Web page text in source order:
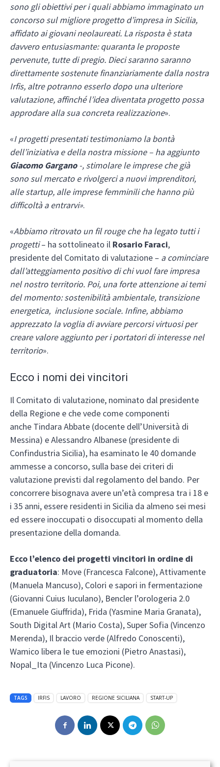
sono gli obiettivi per i quali abbiamo immaginato un
concorso sul migliore progetto d’impresa in Sicilia,
affidato ai giovani neolaureati. La risposta è stata
davvero entusiasmante: quaranta le proposte
pervenute, tutte di pregio. Dieci saranno saranno
direttamente sostenute finanziariamente dalla nostra
Irfis, altre potranno esserlo dopo una ulteriore
valutazione, affinché l’idea diventata progetto possa
approdare alla sua concreta realizzazione».
«I progetti presentati testimoniamo la bontà
dell’iniziativa e della nostra missione – ha aggiunto
Giacomo Gargano-, stimolare le imprese che già
sono sul mercato e rivolgerci a nuovi imprenditori,
alle startup, alle imprese femminili che hanno più
difficoltà a entrarvi».
«Abbiamo ritrovato un fil rouge che ha legato tutti i
progetti– ha sottolineato il Rosario Faraci,
presidente del Comitato di valutazione – a cominciare
dall’atteggiamento positivo di chi vuol fare impresa
nel nostro territorio. Poi, una forte attenzione ai temi
del momento: sostenibilità ambientale, transizione
energetica, inclusione sociale. Infine, abbiamo
apprezzato la voglia di avviare percorsi virtuosi per
creare valore aggiunto per i portatori di interesse nel
territorio».
Ecco i nomi dei vincitori
Il Comitato di valutazione, nominato dal presidente
della Regione e che vede come componenti
anche Tindara Abbate (docente dell’Università di
Messina) e Alessandro Albanese (presidente di
Confindustria Sicilia), ha esaminato le 40 domande
ammesse a concorso, sulla base dei criteri di
valutazione previsti dal regolamento del bando. Per
concorrere bisognava avere un’età compresa tra i 18 e
i 35 anni, essere residenti in Sicilia da almeno sei mesi
ed essere inoccupati o disoccupati al momento della
presentazione della domanda.
Ecco l’elenco dei progetti vincitori in ordine di
graduatoria: Move (Francesca Falcone), Attivamente
(Manuela Mancuso), Colori e sapori in fermentazione
(Giovanni Cuius Iuculano), Bencler l’orologeria 2.0
(Emanuele Giuffrida), Frida (Yasmine Maria Granata),
South Digital Art (Mario Costa), Super Sofia (Vincenzo
Merenda), Il braccio verde (Alfredo Conoscenti),
Wamico libera le tue emozioni (Pietro Anastasi),
Nopal_Ita (Vincenzo Luca Picone).
TAGS IRFIS LAVORO REGIONE SICILIANA START-UP